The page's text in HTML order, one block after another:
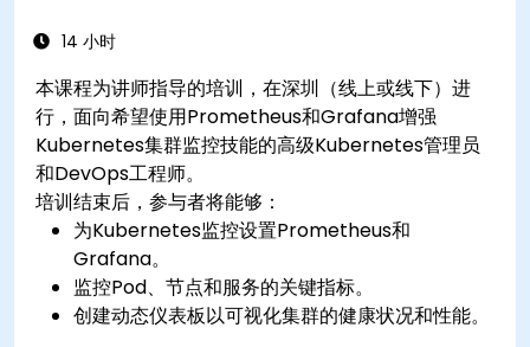
14 小时
本课程为讲师指导的培训，在深圳（线上或线下）进
行，面向希望使用Prometheus和Grafana增强
Kubernetes集群监控技能的高级Kubernetes管理员
和DevOps工程师。
培训结束后，参与者将能够：
为Kubernetes监控设置Prometheus和
Grafana。
监控Pod、节点和服务的关键指标。
创建动态仪表板以可视化集群的健康状况和性能。